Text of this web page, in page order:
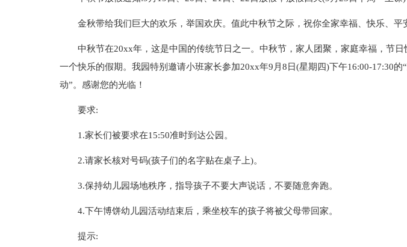
金秋带给我们巨大的欢乐，举国欢庆。值此中秋节之际，祝你全家幸福、快乐、平
中秋节在20xx年，这是中国的传统节日之一。中秋节，家人团聚，家庭幸福，节
一个快乐的假期。我园特别邀请小班家长参加20xx年9月8日(星期四)下午16:00-17:30的
动”。感谢您的光临！
要求:
1.家长们被要求在15:50准时到达公园。
2.请家长核对号码(孩子们的名字贴在桌子上)。
3.保持幼儿园场地秩序，指导孩子不要大声说话，不要随意奔跑。
4.下午博饼幼儿园活动结束后，乘坐校车的孩子将被父母带回家。
提示: